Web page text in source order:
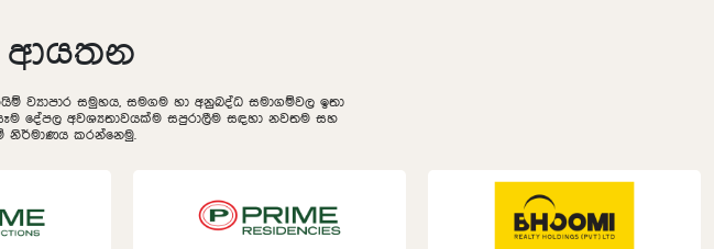
ආයතන
ව්‍යාපාර සමුහය, සමගම හා අනුබද්ධ සමාගම්වල ඉතා
දේපල අවශ්‍යතාවයක්ම සපුරාලීම සඳහා නවතම සහ
නිර්මාණය කරන්නෙමු.